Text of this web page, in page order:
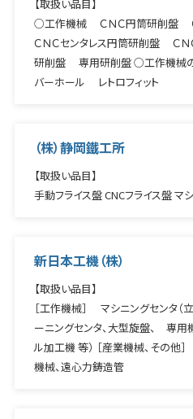
【取扱い品目】
○工作機械 ＣＮＣ円筒研削盤
ＣＮＣセンタレス円筒研削盤 ＣＮ
研削盤 専用研削盤 ○工作機械
バーホール レトロフィット
（株）静岡鐵工所
【取扱い品目】
手動フライス盤 CNCフライス盤 マ
新日本工機（株）
【取扱い品目】
［工作機械］ マシニングセンタ（
ーニングセンタ、大型旋盤、 専用
ル加工機 等） ［産業機械、その他
機械、遠心力鋳造管